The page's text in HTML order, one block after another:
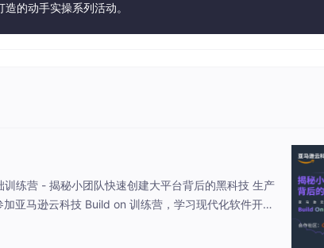
的动手实操系列活动。
练营 - 揭秘小团队快速创建大平台背后的黑科技 生产
亚马逊云科技 Build on 训练营，学习现代化软件开发